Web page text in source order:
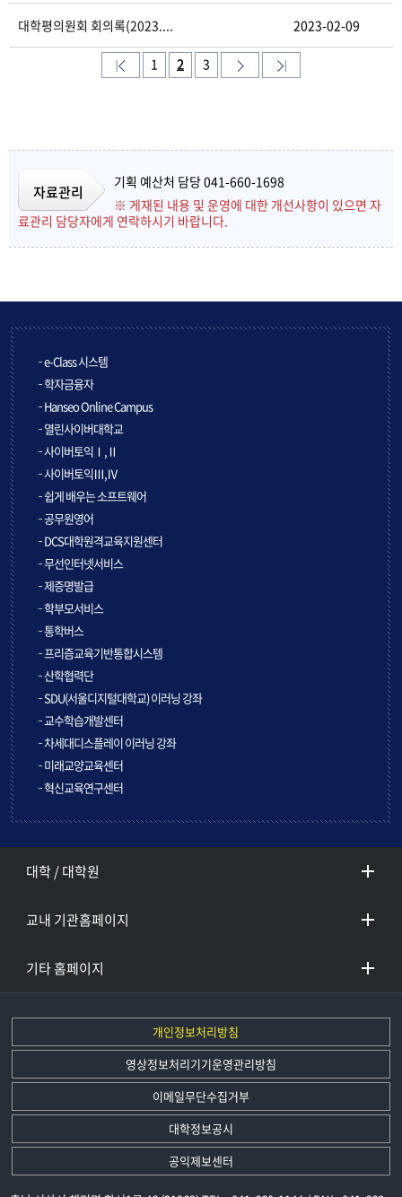
대학평의원회 회의록(2023.... 2023-02-09
1 2 3
자료관리
기획 예산처 담당 041-660-1698
※ 게재된 내용 및 운영에 대한 개선사항이 있으면 자
료관리 담당자에게 연락하시기 바랍니다.
e-Class 시스템
학자금융자
Hanseo Online Campus
열린사이버대학교
사이버토익Ⅰ,Ⅱ
사이버토익Ⅲ,Ⅳ
쉽게 배우는 소프트웨어
공무원영어
DCS대학원격교육지원센터
무선인터넷서비스
제증명발급
학부모서비스
통학버스
프리즘교육기반통합시스템
산학협력단
SDU(서울디지털대학교) 이러닝 강좌
교수학습개발센터
차세대디스플레이 이러닝 강좌
미래교양교육센터
혁신교육연구센터
대학 / 대학원
교내 기관홈페이지
기타 홈페이지
개인정보처리방침
영상정보처리기기운영관리방침
이메일무단수집거부
대학정보공시
공익제보센터